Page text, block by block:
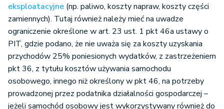
eksploatacyjne (np. paliwo, koszty napraw, koszty części
zamiennych). Tutaj również należy mieć na uwadze
ograniczenie określone w art. 23 ust. 1 pkt 46a ustawy o
PIT, gdzie podano, że nie uważa się za koszty uzyskania
przychodów 25% poniesionych wydatków, z zastrzeżeniem
pkt 36, z tytułu kosztów używania samochodu
osobowego, innego niż określony w pkt 46, na potrzeby
prowadzonej przez podatnika działalności gospodarczej –
jeżeli samochód osobowy jest wykorzystywany również do